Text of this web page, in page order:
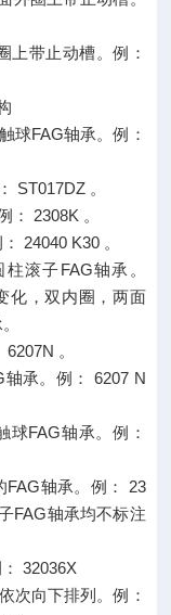
带止动槽。例：
球FAG轴承。例：
ST017DZ 。
2308K 。
24040 K30 。
滚子FAG轴承。
化，双内圈，两面
。
承。例： 6207 N
FAG轴承。例：
轴承。例： 23
FAG轴承均不标注
32036X
次向下排列。例：